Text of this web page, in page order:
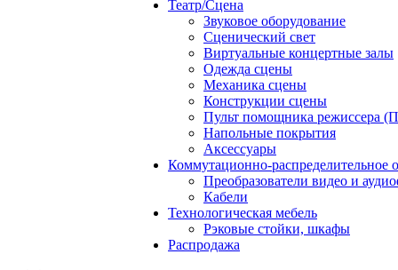
Театр/Сцена
Звуковое оборудование
Сценический свет
Виртуальные концертные залы
Одежда сцены
Механика сцены
Конструкции сцены
Пульт помощника режиссера
Напольные покрытия
Аксессуары
Коммутационно-распределительное
Преобразователи видео и
Кабели
Технологическая мебель
Рэковые стойки, шкафы
Распродажа